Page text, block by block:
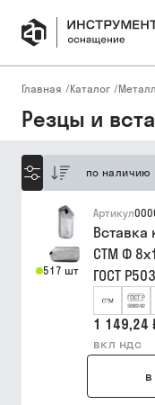
Главная /Каталог /
Резцы и
по наличию
517 шт
Артикул
Вставка
СТМ Ф
ГОСТ
1 149,24
вкл ндс